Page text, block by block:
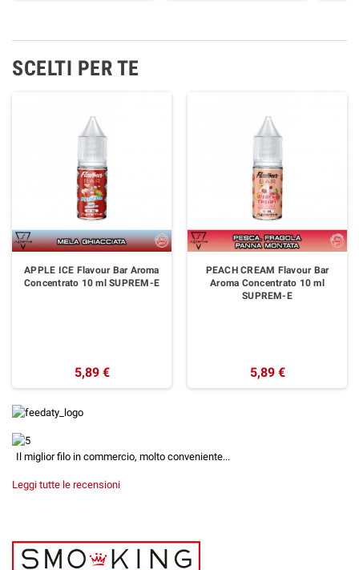
SCELTI PER TE
APPLE ICE Flavour Bar Aroma
Concentrato 10 ml SUPREM-E
5,89 €
PEACH CREAM Flavour Bar
Aroma Concentrato 10 ml
SUPREM-E
5,89 €
Il miglior filo in commercio, molto conveniente...
Leggi tutte le recensioni